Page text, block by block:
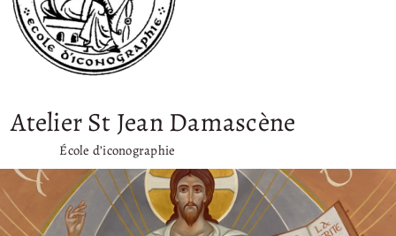
Atelier St Jean Damascène
École d’iconographie